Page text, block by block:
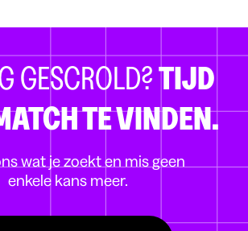
GESCROLD?TIJD
TE VINDEN.
wat je zoekt en mis geen
enkele kans meer.